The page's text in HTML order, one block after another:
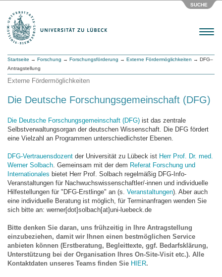
SUCHE
Menu
Startseite → Forschung → Forschungsförderung → Externe Fördermöglichkeiten → DFG–
Antragstellung
Externe Fördermöglichkeiten
Die Deutsche Forschungsgemeinschaft (DFG)
Die Deutsche Forschungsgemeinschaft (DFG) ist das zentrale
Selbstverwaltungsorgan der deutschen Wissenschaft. Die DFG fördert
eine Vielzahl an Programmen unterschiedlichster Ebenen.
DFG-Vertrauensdozent der Universität zu Lübeck ist Herr Prof. Dr. med.
Werner Solbach. Gemeinsam mit der dem Referat Forschung und
Internationales bietet Herr Prof. Solbach regelmäßig DFG-Info-
Veranstaltungen für Nachwuchswissenschaftler/-innen und individuelle
Hilfestellungen für "DFG-Erstlinge" an (s. Veranstaltungen). Aber auch
eine individuelle Beratung ist möglich, für Terminanfragen wenden Sie
sich bitte an: werner[dot]solbach[at]uni-luebeck.de
Bitte denken Sie daran, uns frühzeitig in Ihre Antragstellung
einzubeziehen, damit wir Ihnen einen bestmöglichen Service
anbieten können (Erstberatung, Begleittexte, ggf. Bedarfsklärung,
Unterstützung bei der Organisation Ihres On-Site-Visit etc.). Alle
Kontaktdaten unseres Teams finden Sie HIER.